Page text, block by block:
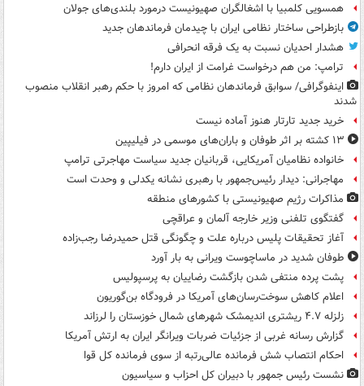
همسویی کلمبیا با اشغالگران صهیونیست درمورد بلندی‌های جولان
بازطراحی ساختار نظامی ایران با چیدمان فرماندهان جدید
هشدار احدیان نسبت به یک فرقه انحرافی
ترامپ: من هم درخواست غرامت از ایران دارم!
اینفوگرافی/ سوابق فرماندهان نظامی که امروز با حکم رهبر انقلاب منصوب
شدند
خرید جدید تارتار هنوز آماده نیست
۱۳ کشته بر اثر طوفان و باران‌های موسمی در فیلیپین
خانواده نظامیان آمریکایی، قربانیان جدید سیاست مهاجرتی ترامپ
مهاجرانی: دیدار رئیس‌جمهور با رهبری نشانه یکدلی و وحدت است
مذاکرات رژیم صهیونیستی با کشورهای منطقه
گفتگوی تلفنی وزیر خارجه آلمان و عراقچی
آغاز تحقیقات پلیس درباره علت و چگونگی قتل حمیدرضا رجب‌زاده
طوفان شدید در ماساچوست ویرانی به بار آورد
پشت پرده منتفی شدن بازگشت رضاییان به پرسپولیس
اعلام کاهش سوخت‌رسان‌های آمریکا در فرودگاه بن‌گوریون
زلزله ۴.۷ ریشتری اندیمشک شهرهای شمال خوزستان را لرزاند
گزارش رسانه غربی از جزئیات ضربات ویرانگر ایران به ارتش آمریکا
احکام انتصاب شش فرمانده عالی‌رتبه از سوی فرمانده کل قوا
نشست رئیس جمهور با دبیران کل احزاب و سیاسیون